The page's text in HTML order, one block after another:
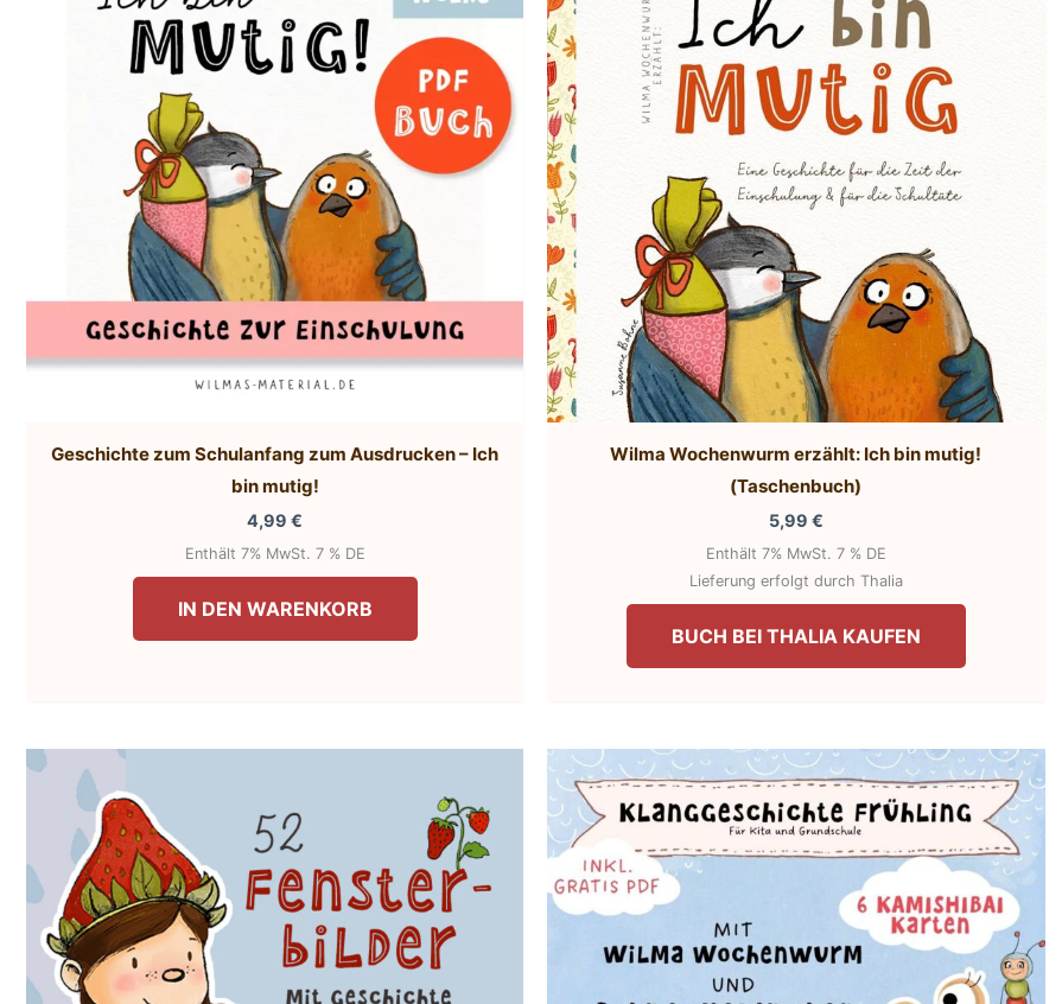
Geschichte zum Schulanfang zum Ausdrucken – Ich
bin mutig!
4,99€
Enthält 7% MwSt. 7 % DE
IN DEN WARENKORB
Wilma Wochenwurm erzählt: Ich bin mutig!
(Taschenbuch)
5,99 €
Enthält 7% MwSt. 7 % DE
Lieferung erfolgt durch Thalia
BUCH BEI THALIA KAUFEN